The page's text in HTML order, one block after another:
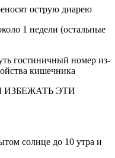
острую диарею
1 недели (остальные
гостиничный номер из-
кишечника
ЭТИ
солнце до 10 утра и